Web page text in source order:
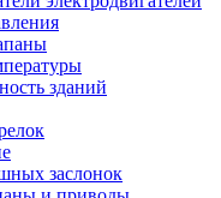
зданий
заслонок